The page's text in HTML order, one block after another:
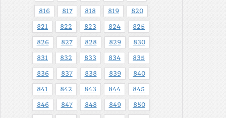
816 817 818 819 820
821 822 823 824 825
826 827 828 829 830
831 832 833 834 835
836 837 838 839 840
841 842 843 844 845
846 847 848 849 850